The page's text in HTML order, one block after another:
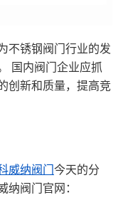
不锈钢阀门行业的发
国内阀门企业应抓
创新和质量，提高竞
威纳阀门 今天的分
纳阀门官网：